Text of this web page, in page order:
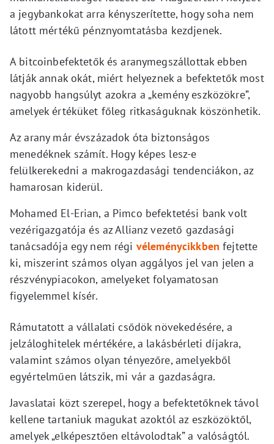
a jegybankokat arra kényszerítette, hogy soha nem
látott mértékű pénznyomtatásba kezdjenek.
A bitcoinbefektetők és aranymegszállottak ebben
látják annak okát, miért helyeznek a befektetők most
nagyobb hangsúlyt azokra a „kemény eszközökre”,
amelyek értéküket főleg ritkaságuknak köszönhetik.
Az arany már évszázadok óta biztonságos
menedéknek számít. Hogy képes lesz-e
felülkerekedni a makrogazdasági tendenciákon, az
hamarosan kiderül.
Mohamed El-Erian, a Pimco befektetési bank volt
vezérigazgatója és az Allianz vezető gazdasági
tanácsadója egy nem régi véleménycikkben fejtette
ki, miszerint számos olyan aggályos jel van jelen a
részvénypiacokon, amelyeket folyamatosan
figyelemmel kísér.
Rámutatott a vállalati csődök növekedésére, a
jelzáloghitelek mértékére, a lakásbérleti díjakra,
valamint számos olyan tényezőre, amelyekből
egyértelműen látszik, mi vár a gazdaságra.
Javaslatai közt szerepel, hogy a befektetőknek távol
kellene tartaniuk magukat azoktól az eszközöktől,
amelyek „elképesztően eltávolodtak” a valóságtól.